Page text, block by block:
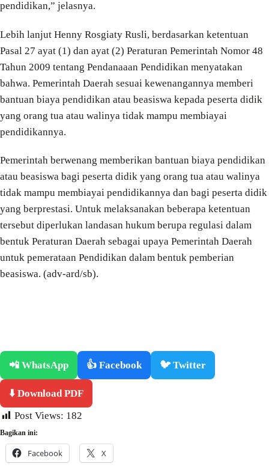
pendidikan,” jelasnya.
Lebih lanjut Henny Rosgiaty Rusli, berdasarkan ketentuan
Pasal 27 ayat (1) dan ayat (2) Peraturan Pemerintah Nomor 48
Tahun 2009 tentang Pendanaaan Pendidikan menyatakan
bahwa. Pemerintah Daerah sesuai kewenangannya memberi
bantuan biaya pendidikan atau beasiswa kepada peserta didik
yang orang tua atau walinya tidak mampu membiayai
pendidikannya.
Pemerintah berwenang memberikan bantuan biaya pendidikan
atau beasiswa bagi peserta didik yang orang tua atau walinya
tidak mampu membiayai pendidikannya dan bagi peserta didik
yang berprestasi. Untuk melaksanakan beberapa ketentuan
tersebut diperlukan landasan hukum berupa regulasi dalam
bentuk Peraturan Daerah sebagai upaya Pemerintah Daerah
untuk pemerataan Pendidikan dalam bentuk pemberian
beasiswa. (adv-ard/sb).
📲 WhatsApp 👍 Facebook 🐦 Twitter
⬇️ Download PDF
Post Views: 182
Bagikan ini:
Facebook X